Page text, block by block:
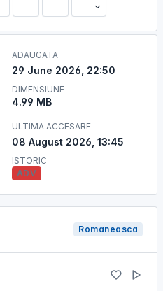
ADAUGATA
29 June 2026, 22:50
DIMENSIUNE
4.99 MB
ULTIMA ACCESARE
08 August 2026, 13:45
ISTORIC
ADV
Romaneasca